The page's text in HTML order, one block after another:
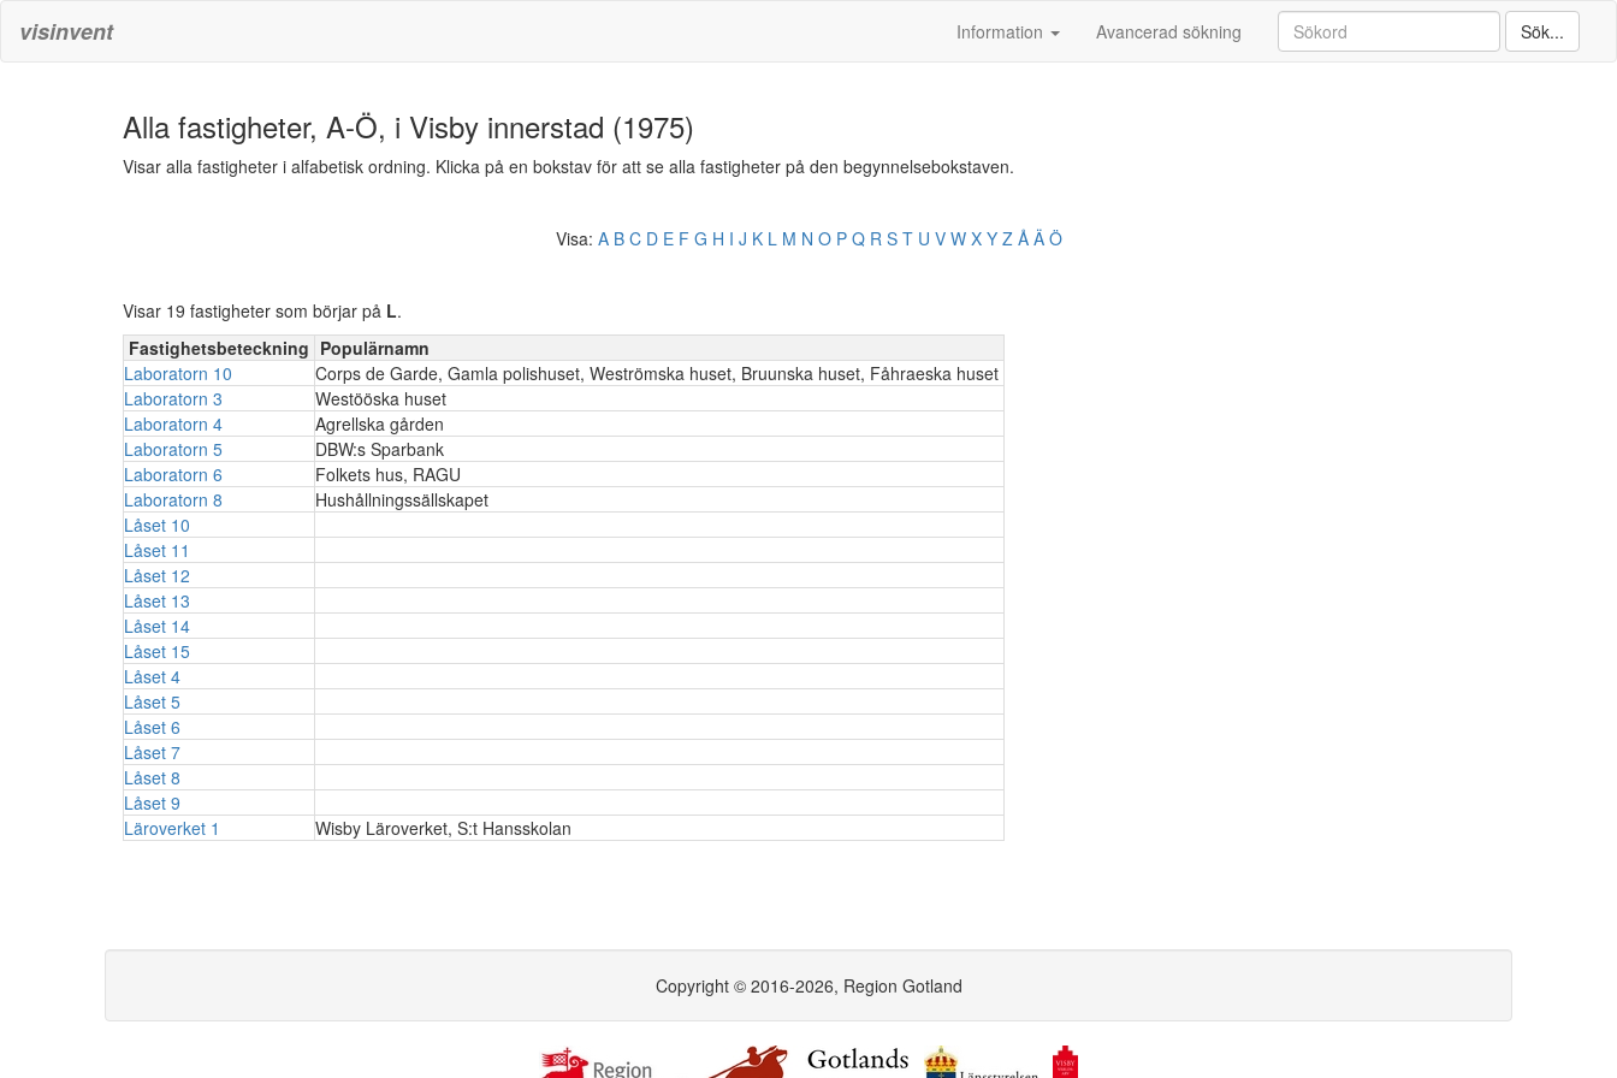
visinvent Sök...
Information Avancerad sökning
Alla fastigheter, A-Ö, i Visby innerstad (1975)
Visar alla fastigheter i alfabetisk ordning. Klicka på en bokstav för att se alla fastigheter på den begynnelsebokstaven.
Visa: A B C D E F G H I J K L M N O P Q R S T U V W X Y Z Å Ä Ö
Visar 19 fastigheter som börjar på L.
Fastighetsbeteckning Populärnamn
Laboratorn 10
Corps de Garde, Gamla polishuset, Weströmska huset, Bruunska huset, Fåhraeska huset
Laboratorn 3
Westööska huset
Laboratorn 4
Agrellska gården
Laboratorn 5
DBW:s Sparbank
Laboratorn 6
Folkets hus, RAGU
Laboratorn 8
Hushållningssällskapet
Låset 10
Låset 11
Låset 12
Låset 13
Låset 14
Låset 15
Låset 4
Låset 5
Låset 6
Låset 7
Låset 8
Låset 9
Läroverket 1
Wisby Läroverket, S:t Hansskolan
Copyright © 2016-2026, Region Gotland